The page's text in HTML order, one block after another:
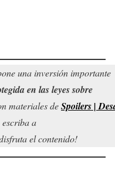
una inversión importante
en las leyes sobre
materiales deSpoilers |
a
el contenido!